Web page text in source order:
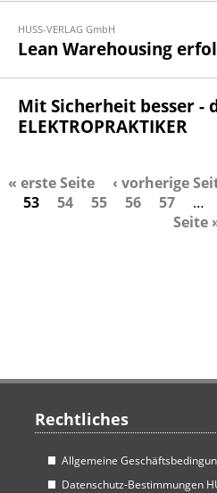
HUSS-VERLAG GmbH
Lean Warehousing
Mit Sicherheit besser -
ELEKTROPRAKTIKER
S« erste Seite ‹ vorherige
53
54 55 56 57 …
Seite
Rechtliches
Allgemeine
Datenschutz-Bestimmungen